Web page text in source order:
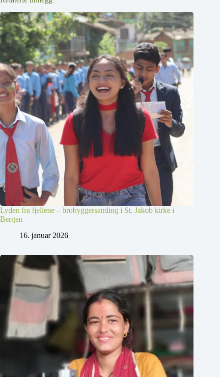
Lyden fra fjellene – brobyggersamling i St. Jakob kirke i
Bergen
16. januar 2026